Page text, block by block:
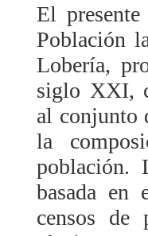
El
Población
Lobería,
siglo XXI,
al conjunto
la
población.
basada en
censos de